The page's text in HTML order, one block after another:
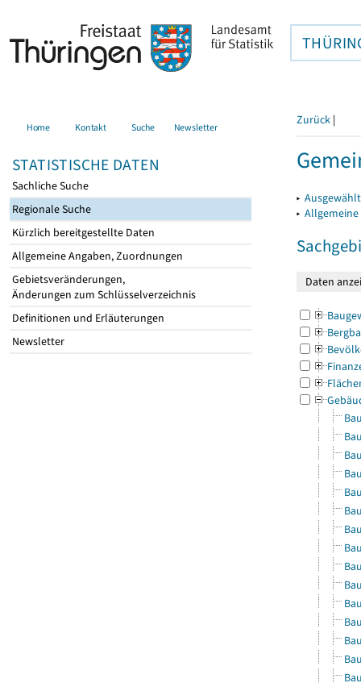
Home Kontakt Suche Newsletter
STATISTISCHE DATEN
Sachliche Suche
Regionale Suche
Kürzlich bereitgestellte Daten
Allgemeine Angaben, Zuordnungen
Gebietsveränderungen,
Änderungen zum Schlüsselverzeichnis
Definitionen und Erläuterungen
Newsletter
Zurück |
▸
▸